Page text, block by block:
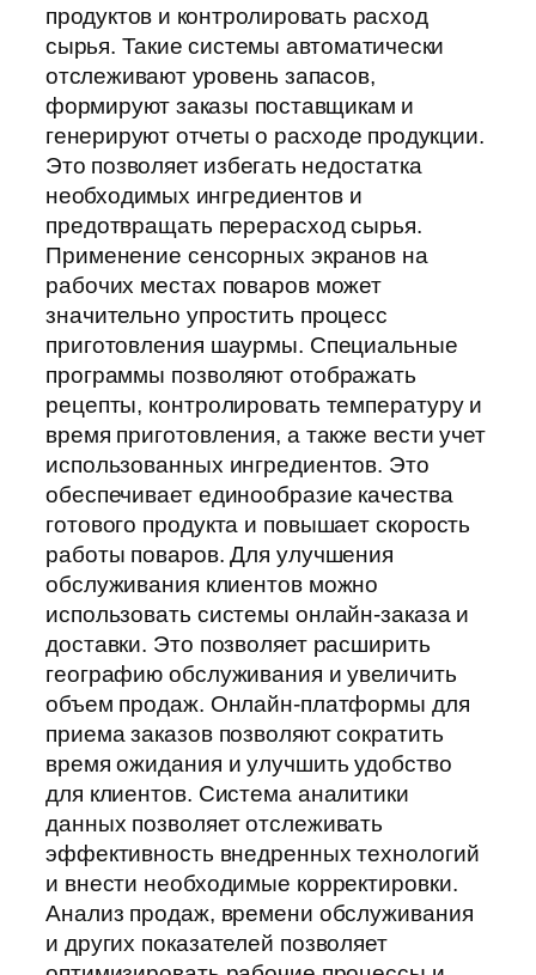
продуктов и контролировать расход
сырья. Такие системы автоматически
отслеживают уровень запасов,
формируют заказы поставщикам и
генерируют отчеты о расходе продукции.
Это позволяет избегать недостатка
необходимых ингредиентов и
предотвращать перерасход сырья.
Применение сенсорных экранов на
рабочих местах поваров может
значительно упростить процесс
приготовления шаурмы. Специальные
программы позволяют отображать
рецепты, контролировать температуру и
время приготовления, а также вести учет
использованных ингредиентов. Это
обеспечивает единообразие качества
готового продукта и повышает скорость
работы поваров. Для улучшения
обслуживания клиентов можно
использовать системы онлайн-заказа и
доставки. Это позволяет расширить
географию обслуживания и увеличить
объем продаж. Онлайн-платформы для
приема заказов позволяют сократить
время ожидания и улучшить удобство
для клиентов. Система аналитики
данных позволяет отслеживать
эффективность внедренных технологий
и внести необходимые корректировки.
Анализ продаж, времени обслуживания
и других показателей позволяет